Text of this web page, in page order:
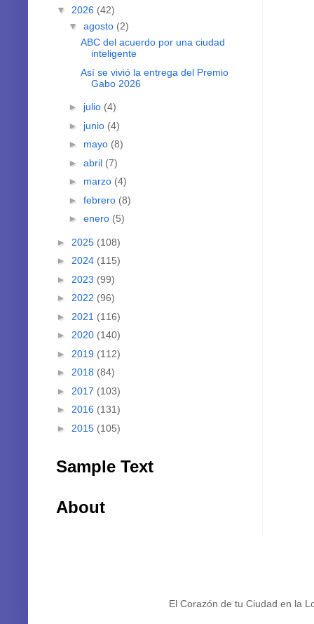
▼ 2026 (42)
▼ agosto (2)
ABC del acuerdo por una ciudad
inteligente
Así se vivió la entrega del Premio
Gabo 2026
► julio (4)
► junio (4)
► mayo (8)
► abril (7)
► marzo (4)
► febrero (8)
► enero (5)
► 2025 (108)
► 2024 (115)
► 2023 (99)
► 2022 (96)
► 2021 (116)
► 2020 (140)
► 2019 (112)
► 2018 (84)
► 2017 (103)
► 2016 (131)
► 2015 (105)
Sample Text
About
El Corazón de tu Ciudad en la